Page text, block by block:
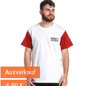
Ausverkauf